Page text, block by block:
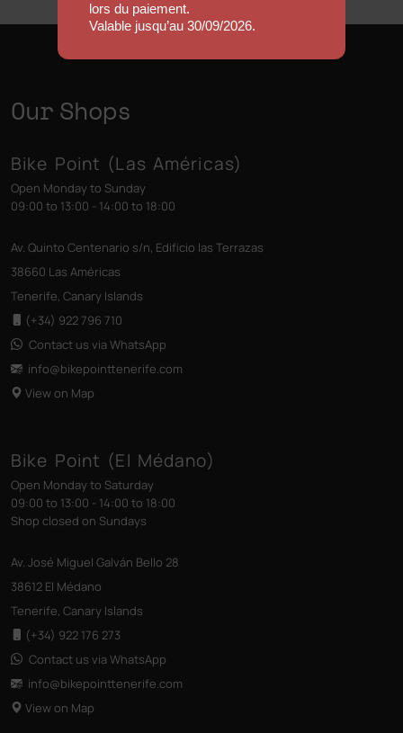
Our Shops
Bike Point (Las Américas)
Open Monday to Sunday
09:00 to 13:00 - 14:00 to 18:00
Av. Quinto Centenario s/n, Edificio las Terrazas
38660 Las Américas
Tenerife, Canary Islands
(+34) 922 796 710
Contact us via WhatsApp
info@bikepointtenerife.com
View on Map
Bike Point (El Médano)
Open Monday to Saturday
09:00 to 13:00 - 14:00 to 18:00
Shop closed on Sundays
Av. José Miguel Galván Bello 28
38612 El Médano
Tenerife, Canary Islands
(+34) 922 176 273
Contact us via WhatsApp
info@bikepointtenerife.com
View on Map
lors du paiement.
Valable jusqu’au 30/09/2026.